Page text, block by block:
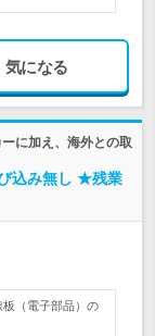
気になる
に加え、海外との取
込み無し ★残業
板（電子部品）の